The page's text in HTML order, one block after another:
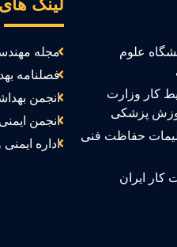
علوم
کار وزارت
پزشکی
حفاظت فنی
کار ایران
لینک
مجله
فصلنامه
انجمن
انجمن
اداره